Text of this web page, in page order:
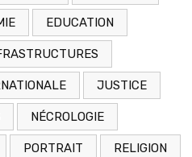
EDUCATION
JUSTICE
NÉCROLOGIE
PORTRAIT RELIGION